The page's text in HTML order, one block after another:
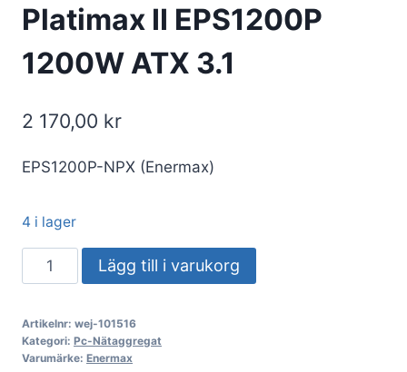
Platimax II EPS1200P
1200W ATX 3.1
2 170,00 kr
EPS1200P-NPX (Enermax)
4 i lager
PC-
nätaggregat
Platimax
II
Lägg till i varukorg
Artikelnr: wej-101516
Kategori: Pc-Nätaggregat
Varumärke: Enermax